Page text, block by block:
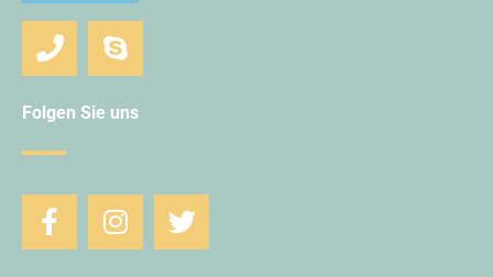
Folgen Sie uns